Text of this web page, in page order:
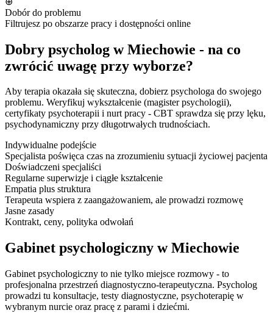
Dobór do problemu
Filtrujesz po obszarze pracy i dostępności online
Dobry psycholog w Miechowie - na co
zwrócić uwagę przy wyborze?
Aby terapia okazała się skuteczna, dobierz psychologa do swojego
problemu. Weryfikuj wykształcenie (magister psychologii),
certyfikaty psychoterapii i nurt pracy - CBT sprawdza się przy lęku,
psychodynamiczny przy długotrwałych trudnościach.
Indywidualne podejście
Specjalista poświęca czas na zrozumieniu sytuacji życiowej pacjenta
Doświadczeni specjaliści
Regularne superwizje i ciągłe kształcenie
Empatia plus struktura
Terapeuta wspiera z zaangażowaniem, ale prowadzi rozmowę
Jasne zasady
Kontrakt, ceny, polityka odwołań
Gabinet psychologiczny w Miechowie
Gabinet psychologiczny to nie tylko miejsce rozmowy - to
profesjonalna przestrzeń diagnostyczno-terapeutyczna. Psycholog
prowadzi tu konsultacje, testy diagnostyczne, psychoterapię w
wybranym nurcie oraz pracę z parami i dziećmi.